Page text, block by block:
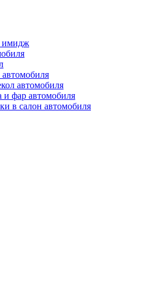
имидж
автомобиля
автомобиля
и фар автомобиля
в салон автомобиля